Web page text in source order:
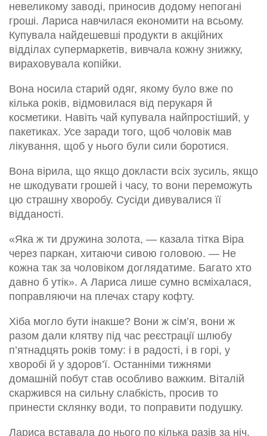
невеликому заводі, приносив додому непогані
гроші. Лариса навчилася економити на всьому.
Купувала найдешевші продукти в акційних
відділах супермаркетів, вивчала кожну знижку,
вираховувала копійки.
Вона носила старий одяг, якому було вже по
кілька років, відмовилася від перукаря й
косметики. Навіть чай купувала найпростіший, у
пакетиках. Усе заради того, щоб чоловік мав
лікування, щоб у нього були сили боротися.
Вона вірила, що якщо докласти всіх зусиль, якщо
не шкодувати грошей і часу, то вони переможуть
цю страшну хворобу. Сусіди дивувалися її
відданості.
«Яка ж ти дружина золота, — казала тітка Віра
через паркан, хитаючи сивою головою. — Не
кожна так за чоловіком доглядатиме. Багато хто
давно б утік». А Лариса лише сумно всміхалася,
поправляючи на плечах стару кофту.
Хіба могло бути інакше? Вони ж сім’я, вони ж
разом дали клятву під час реєстрації шлюбу
п’ятнадцять років тому: і в радості, і в горі, у
хворобі й у здоров’ї. Останніми тижнями
домашній побут став особливо важким. Віталій
скаржився на сильну слабкість, просив то
принести склянку води, то поправити подушку.
Лариса вставала до нього по кілька разів за ніч,